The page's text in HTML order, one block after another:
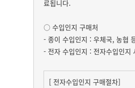
료됩니다.
○ 수입인지 구매처
- 종이 수입인지 : 우체국, 농협
- 전자 수입인지 : 전자수입인지
[ 전자수입인지 구매절차]